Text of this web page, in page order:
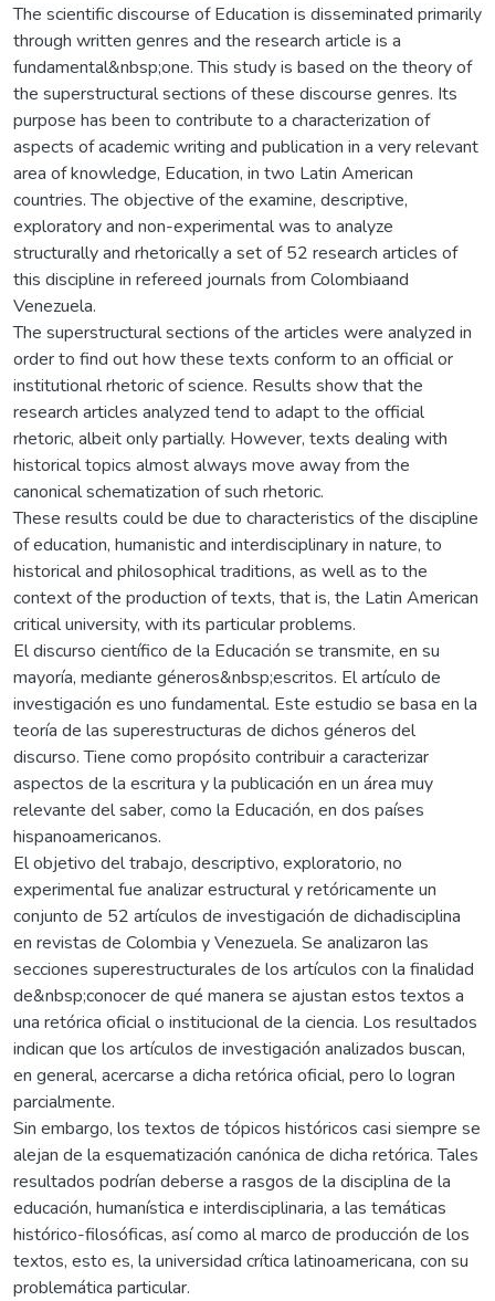
The scientific discourse of Education is disseminated primarily
through written genres and the research article is a
fundamental&nbsp;one. This study is based on the theory of
the superstructural sections of these discourse genres. Its
purpose has been to contribute to a characterization of
aspects of academic writing and publication in a very relevant
area of knowledge, Education, in two Latin American
countries. The objective of the examine, descriptive,
exploratory and non-experimental was to analyze
structurally and rhetorically a set of 52 research articles of
this discipline in refereed journals from Colombiaand
Venezuela.
The superstructural sections of the articles were analyzed in
order to find out how these texts conform to an official or
institutional rhetoric of science. Results show that the
research articles analyzed tend to adapt to the official
rhetoric, albeit only partially. However, texts dealing with
historical topics almost always move away from the
canonical schematization of such rhetoric.
These results could be due to characteristics of the discipline
of education, humanistic and interdisciplinary in nature, to
historical and philosophical traditions, as well as to the
context of the production of texts, that is, the Latin American
critical university, with its particular problems.
El discurso científico de la Educación se transmite, en su
mayoría, mediante géneros&nbsp;escritos. El artículo de
investigación es uno fundamental. Este estudio se basa en la
teoría de las superestructuras de dichos géneros del
discurso. Tiene como propósito contribuir a caracterizar
aspectos de la escritura y la publicación en un área muy
relevante del saber, como la Educación, en dos países
hispanoamericanos.
El objetivo del trabajo, descriptivo, exploratorio, no
experimental fue analizar estructural y retóricamente un
conjunto de 52 artículos de investigación de dichadisciplina
en revistas de Colombia y Venezuela. Se analizaron las
secciones superestructurales de los artículos con la finalidad
de&nbsp;conocer de qué manera se ajustan estos textos a
una retórica oficial o institucional de la ciencia. Los resultados
indican que los artículos de investigación analizados buscan,
en general, acercarse a dicha retórica oficial, pero lo logran
parcialmente.
Sin embargo, los textos de tópicos históricos casi siempre se
alejan de la esquematización canónica de dicha retórica. Tales
resultados podrían deberse a rasgos de la disciplina de la
educación, humanística e interdisciplinaria, a las temáticas
histórico-filosóficas, así como al marco de producción de los
textos, esto es, la universidad crítica latinoamericana, con su
problemática particular.